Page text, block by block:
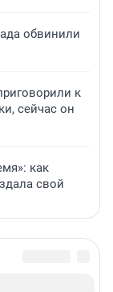
обвинили
к
сейчас он
как
свой